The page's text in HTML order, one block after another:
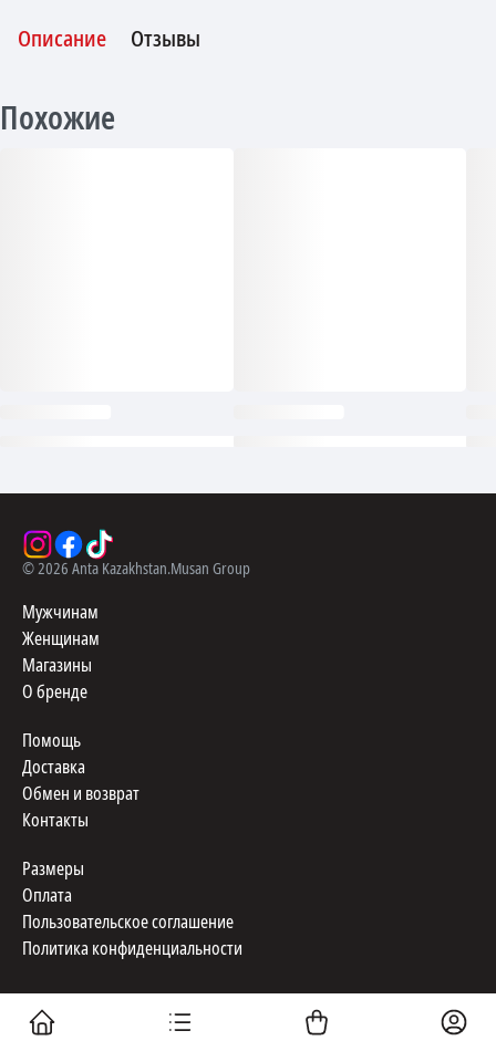
Описание Отзывы
Похожие
©2026 Anta Kazakhstan.Musan Group
Мужчинам
Женщинам
Магазины
О бренде
Помощь
Доставка
Обмен и возврат
Контакты
Размеры
Оплата
Пользовательское соглашение
Политика конфиденциальности